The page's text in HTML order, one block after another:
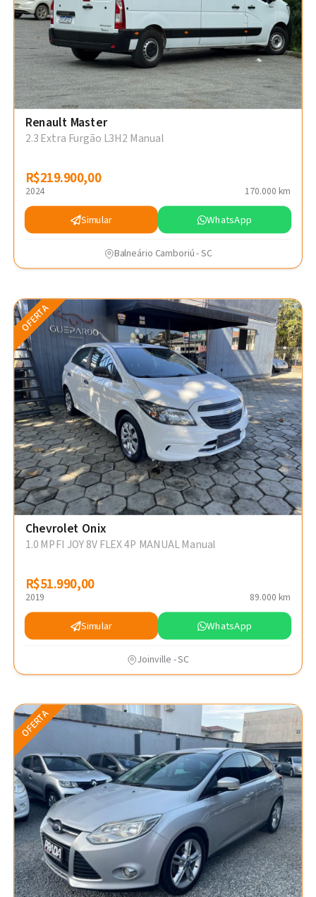
Renault Master
2.3 Extra Furgão L3H2 Manual
R$219.900,00
R$219.900,00
2024 170.000 km
Simular WhatsApp
Balneário Camboriú - SC
OFERTA
Chevrolet Onix
1.0 MPFI JOY 8V FLEX 4P MANUAL Manual
R$51.990,00
R$51.990,00
2019 89.000 km
Simular WhatsApp
Joinville - SC
OFERTA